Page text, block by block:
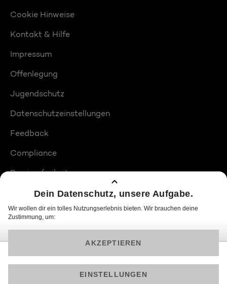
Cookie Hinweise
Kontakt & Hilfe
Impressum
Offenlegung
Jugendschutz
Datenschutzeinstellungen
Feedback
Compliance
Barrierefreiheit
Produktplatzierungen